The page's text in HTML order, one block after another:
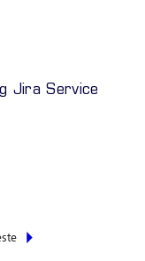
Jira Service